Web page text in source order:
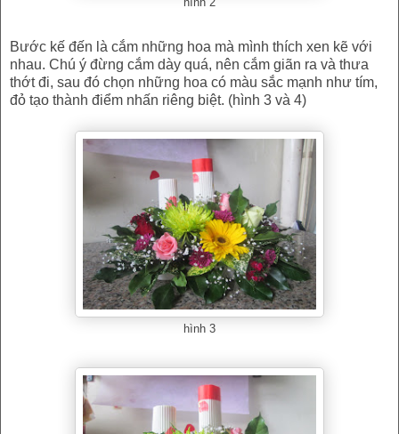
Bước kế đến là cắm những hoa mà mình thích xen kẽ với
nhau. Chú ý đừng cắm dày quá, nên cắm giãn ra và thưa
thớt đi, sau đó chọn những hoa có màu sắc mạnh như tím,
đỏ tạo thành điểm nhấn riêng biệt. (hình 3 và 4)
hình 3